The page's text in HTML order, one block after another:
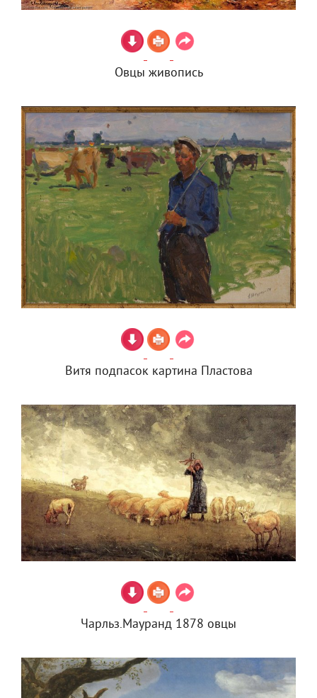
Овцы живопись
Витя подпасок картина Пластова
Чарльз.Мауранд 1878 овцы